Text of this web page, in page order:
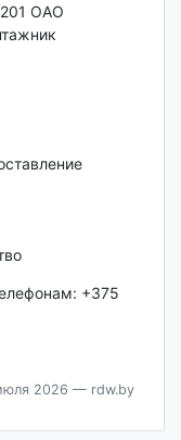
201 ОАО
+375
2026 — rdw.by